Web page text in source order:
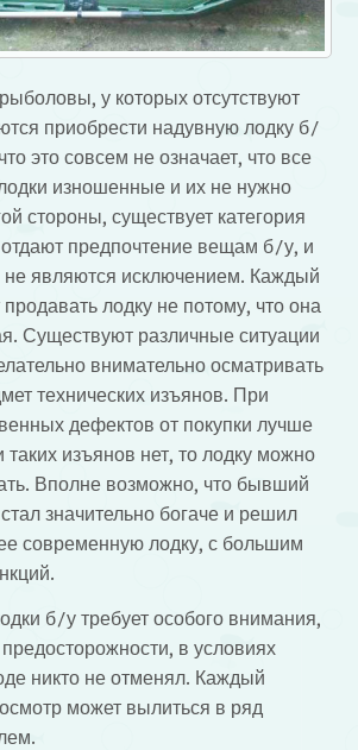
у которых отсутствуют
приобрести надувную лодку б/
это совсем не означает, что все
изношенные и их не нужно
стороны, существует категория
предпочтение вещам б/у, и
не являются исключением. Каждый
лодку не потому, что она
Существуют различные ситуации
внимательно осматривать
технических изъянов. При
дефектов от покупки лучше
таких изъянов нет, то лодку можно
Вполне возможно, что бывший
значительно богаче и решил
современную лодку, с большим
б/у требует особого внимания,
в условиях
никто не отменял. Каждый
может вылиться в ряд